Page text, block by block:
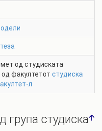
од студиската
факултетот студиска
л
група студиска